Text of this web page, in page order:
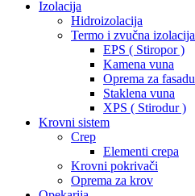
Izolacija
Hidroizolacija
Termo i zvučna izolacija
EPS ( Stiropor )
Kamena vuna
Oprema za fasadu
Staklena vuna
XPS ( Stirodur )
Krovni sistem
Crep
Elementi crepa
Krovni pokrivači
Oprema za krov